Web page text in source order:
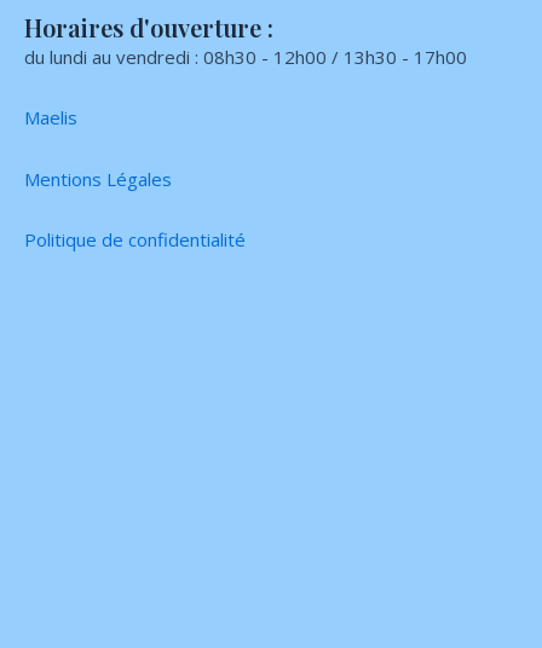
Horaires d'ouverture :
du lundi au vendredi : 08h30 - 12h00 / 13h30 - 17h00
Maelis
Mentions Légales
Politique de confidentialité